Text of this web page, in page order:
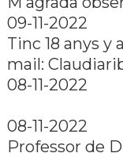
09-11-2022
Tinc 18 anys y
mail:
08-11-2022
08-11-2022
Professor de